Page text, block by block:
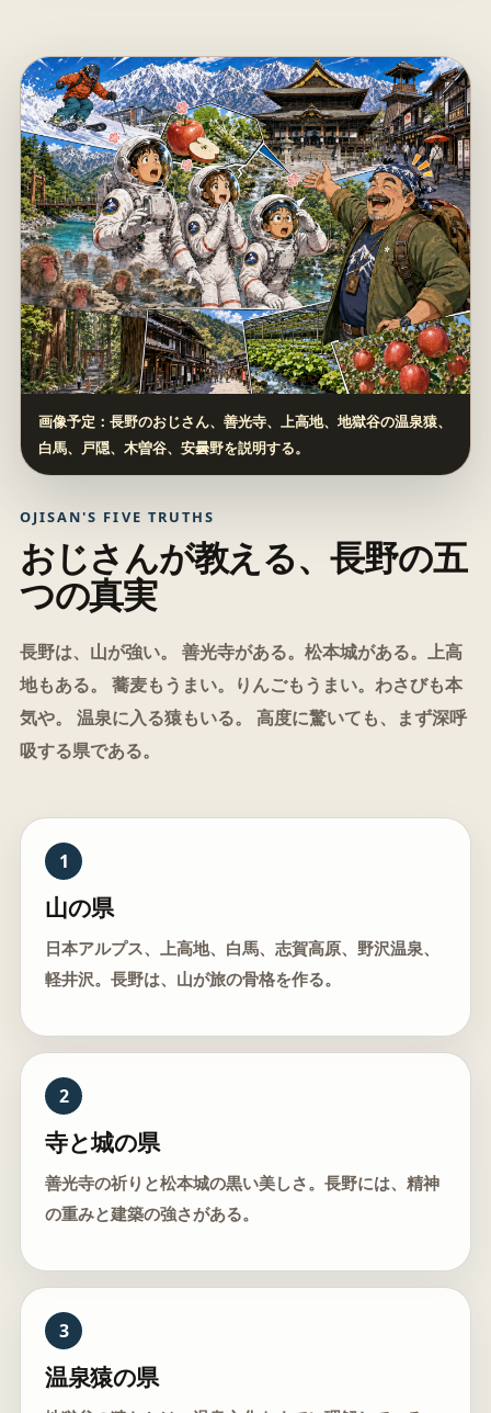
画像予定：長野のおじさん、善光寺、上高地、地獄谷の温泉猿、
白馬、戸隠、木曽谷、安曇野を説明する。
OJISAN'S FIVE TRUTHS
おじさんが教える、長野の五
つの真実
長野は、山が強い。 善光寺がある。松本城がある。上高
地もある。 蕎麦もうまい。りんごもうまい。わさびも本
気や。 温泉に入る猿もいる。 高度に驚いても、まず深呼
吸する県である。
1
山の県
日本アルプス、上高地、白馬、志賀高原、野沢温泉、
軽井沢。長野は、山が旅の骨格を作る。
2
寺と城の県
善光寺の祈りと松本城の黒い美しさ。長野には、精神
の重みと建築の強さがある。
3
温泉猿の県